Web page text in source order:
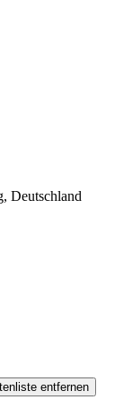
Deutschland
entfernen